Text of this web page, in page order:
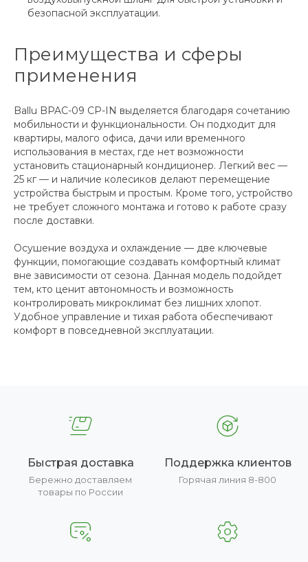
безопасной эксплуатации.
Преимущества и сферы
применения
Ballu BPAC-09 CP-IN выделяется благодаря сочетанию
мобильности и функциональности. Он подходит для
квартиры, малого офиса, дачи или временного
использования в местах, где нет возможности
установить стационарный кондиционер. Легкий вес —
25 кг — и наличие колесиков делают перемещение
устройства быстрым и простым. Кроме того, устройство
не требует сложного монтажа и готово к работе сразу
после доставки.
Осушение воздуха и охлаждение — две ключевые
функции, помогающие создавать комфортный климат
вне зависимости от сезона. Данная модель подойдет
тем, кто ценит автономность и возможность
контролировать микроклимат без лишних хлопот.
Удобное управление и тихая работа обеспечивают
комфорт в повседневной эксплуатации.
Быстрая доставка
Бережно доставляем
товары по России
Поддержка клиентов
Горячая линия 8-800